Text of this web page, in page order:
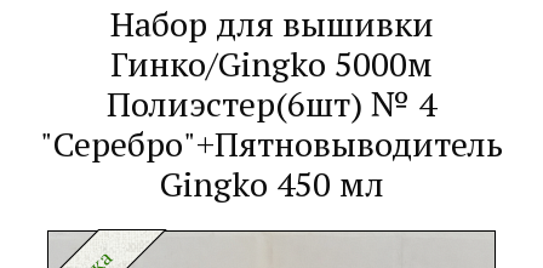
Заказать обратный звонок
Набор для вышивки
Гинко/Gingko 5000м
Полиэстер(6шт) № 4
"Серебро"+Пятновыводитель
Gingko 450 мл